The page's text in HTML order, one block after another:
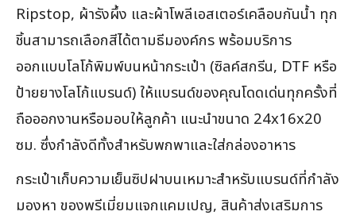
Ripstop, ผ้ารังผึ้ง และผ้าโพลีเอสเตอร์เคลือบกันน้ำ ทุก
ชิ้นสามารถเลือกสีได้ตามธีมองค์กร พร้อมบริการ
ออกแบบโลโก้พิมพ์บนหน้ากระเป๋า (ซิลค์สกรีน, DTF หรือ
ป้ายยางโลโก้แบรนด์) ให้แบรนด์ของคุณโดดเด่นทุกครั้งที่
ถือออกงานหรือมอบให้ลูกค้า แนะนำขนาด 24x16x20
ซม. ซึ่งกำลังดีทั้งสำหรับพกพาและใส่กล่องอาหาร
กระเป๋าเก็บความเย็นซิปฝาบนเหมาะสำหรับแบรนด์ที่กำลัง
มองหา ของพรีเมี่ยมแจกแคมเปญ, สินค้าส่งเสริมการ